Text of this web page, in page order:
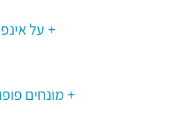
על
מונחים